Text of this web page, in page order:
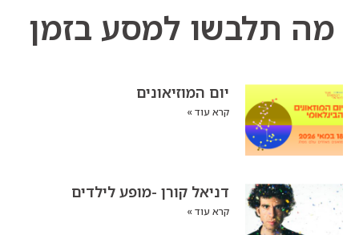
מוזיאון עין דור
תלבשו למסע בזמן
יום המוזיאונים
קרא עוד »
דניאל קורן -מופע לילדים
קרא עוד »